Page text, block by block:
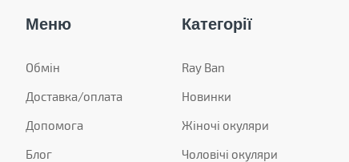
Меню
Обмін
Доставка/оплата
Допомога
Блог
Категорії
Ray Ban
Новинки
Жіночі окуляри
Чоловічі окуляри